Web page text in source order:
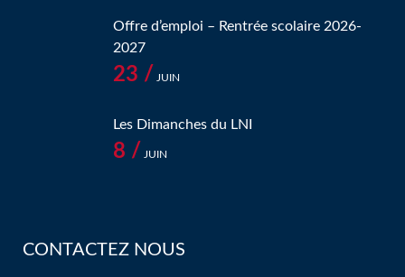
Offre d’emploi – Rentrée scolaire 2026-
2027
23 / JUIN
Les Dimanches du LNI
8 / JUIN
CONTACTEZ NOUS